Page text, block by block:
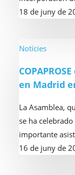
celebra
un
con
Nickel,
CEO
ARAG
en
España,
como
18 de juny de
COPAPROSE
la
Asamblea
en
Madrid
en
la
Notícies
en Madrid
La Asamblea,
se ha celebrado
importante
16 de juny de